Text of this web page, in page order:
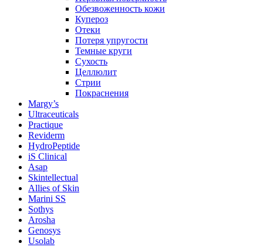
Обезвоженность кожи
Купероз
Отеки
Потеря упругости
Темные круги
Сухость
Целлюлит
Стрии
Покраснения
Margy’s
Ultraceuticals
Practique
Reviderm
HydroPeptide
iS Clinical
Asap
Skintellectual
Allies of Skin
Marini SS
Sothys
Arosha
Genosys
Usolab